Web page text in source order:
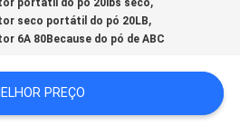
portátil do pó 20lbs seco
seco portátil do pó 20LB,
6A 80Because do pó de ABC
PREÇO